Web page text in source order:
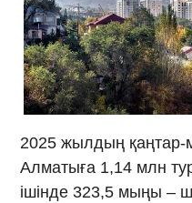
2025 жылдың
Алматыға 1,14 млн
ішінде 323,5 мыңы –